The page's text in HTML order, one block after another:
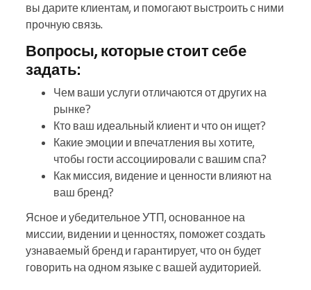
вы дарите клиентам, и помогают выстроить с ними
прочную связь.
Вопросы, которые стоит себе
задать:
Чем ваши услуги отличаются от других на
рынке?
Кто ваш идеальный клиент и что он ищет?
Какие эмоции и впечатления вы хотите,
чтобы гости ассоциировали с вашим спа?
Как миссия, видение и ценности влияют на
ваш бренд?
Ясное и убедительное УТП, основанное на
миссии, видении и ценностях, поможет создать
узнаваемый бренд и гарантирует, что он будет
говорить на одном языке с вашей аудиторией.